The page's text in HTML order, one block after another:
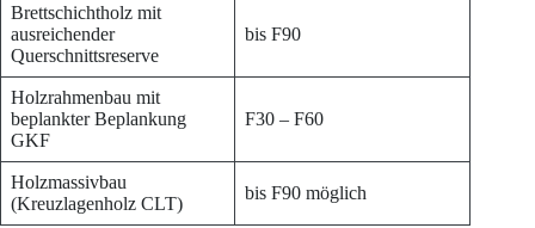
Brettschichtholz mit
ausreichender
Querschnittsreserve
bis F90
Holzrahmenbau mit
beplankter Beplankung
GKF
F30 – F60
Holzmassivbau
(Kreuzlagenholz CLT)
bis F90 möglich